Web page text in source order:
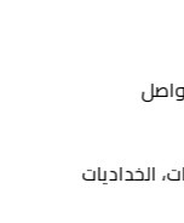
الخداديات